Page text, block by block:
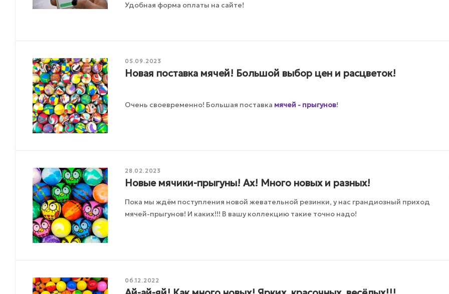
Удобная форма оплаты на сайте!
05.09.2023
Новая поставка мячей! Большой выбор цен и расцветок!
Очень своевременно! Большая поставка мячей - прыгунов!
28.02.2023
Новые мячики-прыгуны! Ах! Много новых и разных!
Пока мы ждём поступления новой жевательной резинки, у нас грандиозный приход
мячей-прыгунов! И каких!!! В вашу коллекцию такие точно надо!
06.12.2022